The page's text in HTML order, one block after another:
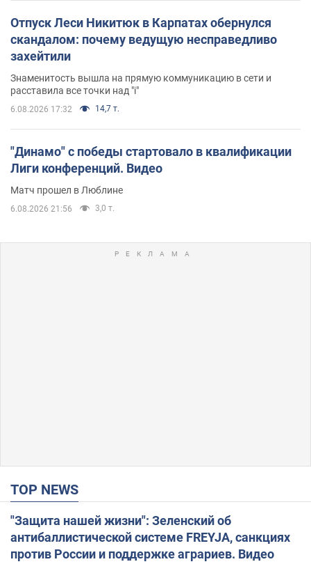
Отпуск Леси Никитюк в Карпатах обернулся
скандалом: почему ведущую несправедливо
захейтили
Знаменитость вышла на прямую коммуникацию в сети и
расставила все точки над "i"
6.08.2026 17:32 14,7 т.
"Динамо" с победы стартовало в квалификации
Лиги конференций. Видео
Матч прошел в Люблине
6.08.2026 21:56 3,0 т.
TOP NEWS
"Защита нашей жизни": Зеленский об
антибаллистической системе FREYJA, санкциях
против России и поддержке аграриев. Видео